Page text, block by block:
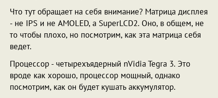
Что тут обращает на себя внимание? Матрица дисплея
- не IPS и не AMOLED, а SuperLCD2. Оно, в общем, не
то чтобы плохо, но посмотрим, как эта матрица себя
ведет.
Процессор - четырехъядерный nVidia Tegra 3. Это
вроде как хорошо, процессор мощный, однако
посмотрим, как он будет кушать аккумулятор.